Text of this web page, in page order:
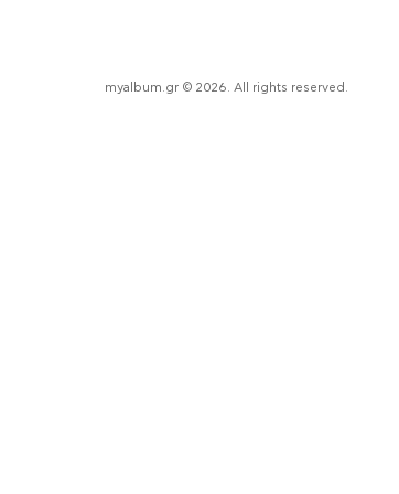
myalbum.gr © 2026. All rights reserved.